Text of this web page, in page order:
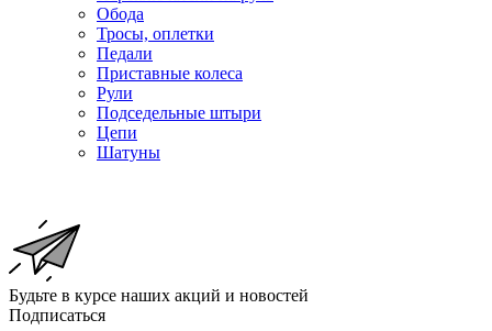
Обода
Тросы, оплетки
Педали
Приставные колеса
Рули
Подседельные штыри
Цепи
Шатуны
Будьте в курсе наших акций и новостей
Подписаться